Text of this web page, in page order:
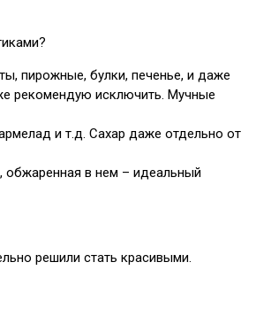
пирожные, булки, печенье, и даже
рекомендую исключить. Мучные
и т.д. Сахар даже отдельно от
обжаренная в нем – идеальный
решили стать красивыми.